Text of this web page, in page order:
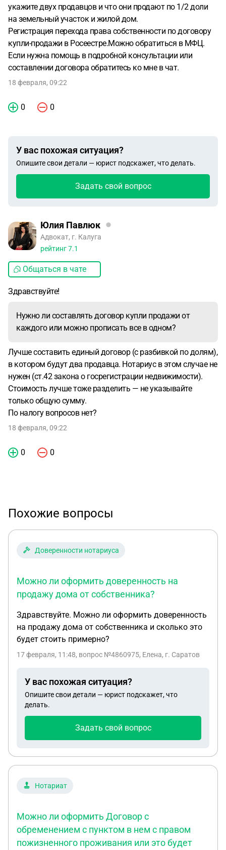
укажите двух продавцов и что они продают по 1/2 доли
на земельный участок и жилой дом.
Регистрация перехода права собственности по договору
купли-продажи в Росеестре.Можно обратиться в МФЦ.
Если нужна помощь в подробной консультации или
составлении договора обратитесь ко мне в чат.
18 февраля, 09:22
0 0
У вас похожая ситуация?
Опишите свои детали — юрист подскажет, что делать.
Задать свой вопрос
Юлия Павлюк
Адвокат, г. Калуга
рейтинг7.1
Общаться в чате
Здравствуйте!
Нужно ли составлять договор купли продажи от
каждого или можно прописать все в одном?
Лучше составить единый договор (с разбивкой по долям),
в котором будут два продавца. Нотариус в этом случае не
нужен (ст.42 закона о госрегистрации недвижимости).
Стоимость лучше тоже разделить — не указывайте
только общую сумму.
По налогу вопросов нет?
18 февраля, 09:22
0 0
Похожие вопросы
Доверенности нотариуса
Можно ли оформить доверенность на
продажу дома от собственника?
Здравствуйте. Можно ли оформить доверенность
на продажу дома от собственника и сколько это
будет стоить примерно?
17 февраля, 11:48, вопрос №4860975, Елена, г. Саратов
У вас похожая ситуация?
Опишите свои детали — юрист подскажет, что
делать.
Задать свой вопрос
Нотариат
Можно ли оформить Договор с
обременением с пунктом в нем с правом
пожизненного проживания или это будет